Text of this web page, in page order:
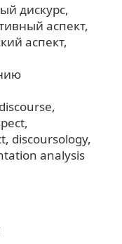
дискурс
аспект
аспект
discoursology
analysis